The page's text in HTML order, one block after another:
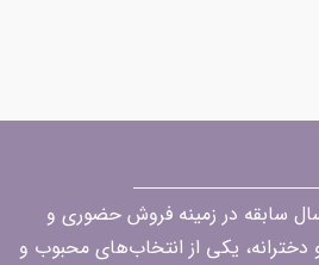
لیو با بیش از ۶ سال سابقه در زمینه فروش حضوری و
دخترانه، یکی از انتخاب‌های محبوب و